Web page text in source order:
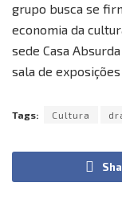
grupo busca se
economia da
sede Casa
sala de
Tags: Cultura